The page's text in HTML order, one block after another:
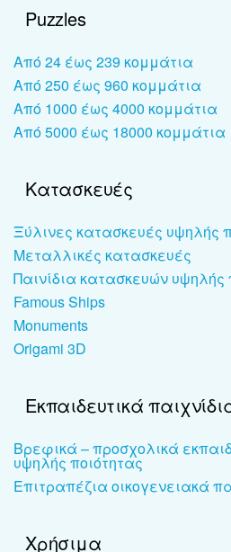
Puzzles
Από 24 έως 239 κομμάτια
Από 250 έως 960 κομμάτια
Από 1000 έως 4000 κομμάτια
Από 5000 έως 18000 κομμάτια
Κατασκευές
Ξύλινες κατασκευές υψηλής
Μεταλλικές κατασκευές
Παινίδια κατασκευών υψηλής
Famous Ships
Monuments
Origami 3D
Εκπαιδευτικά
Βρεφικά – προσχολικά
υψηλής ποιότητας
Επιτραπέζια οικογενειακά
Χρήσιμα